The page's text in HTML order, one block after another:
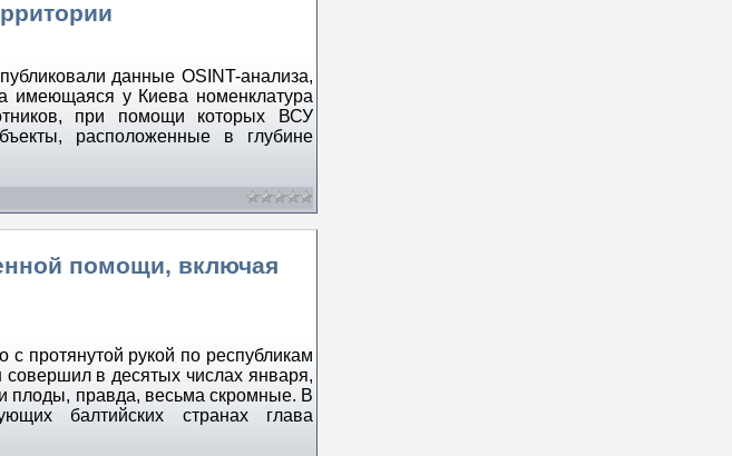
данные OSINT-анализа,
имеющаяся у Киева номенклатура
при помощи которых ВСУ
расположенные в глубине
помощи, включая
с протянутой рукой по республикам
совершил в десятых числах января,
плоды, правда, весьма скромные. В
балтийских странах глава